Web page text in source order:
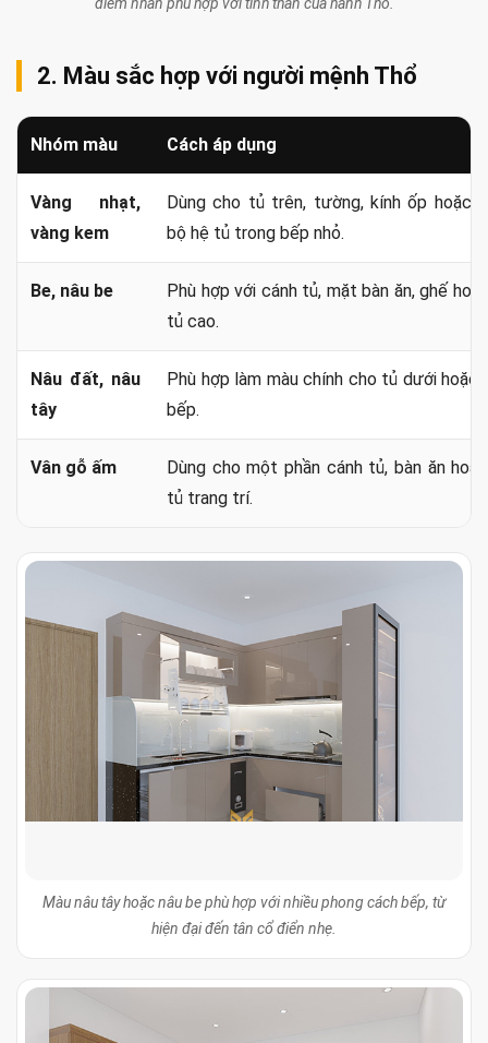
2. Màu sắc hợp với người mệnh Thổ
Nhóm màu Cách áp dụng
Vàng nhạt,
vàng kem
Dùng cho tủ trên, tường, kính ốp hoặc
bộ hệ tủ trong bếp nhỏ.
Be, nâu be
Phù hợp với cánh tủ, mặt bàn ăn, ghế
tủ cao.
Nâu đất, nâu
tây
Phù hợp làm màu chính cho tủ dưới hoặc
bếp.
Vân gỗ ấm
Dùng cho một phần cánh tủ, bàn ăn
tủ trang trí.
Màu nâu tây hoặc nâu be phù hợp với nhiều phong cách bếp, từ
hiện đại đến tân cổ điển nhẹ.